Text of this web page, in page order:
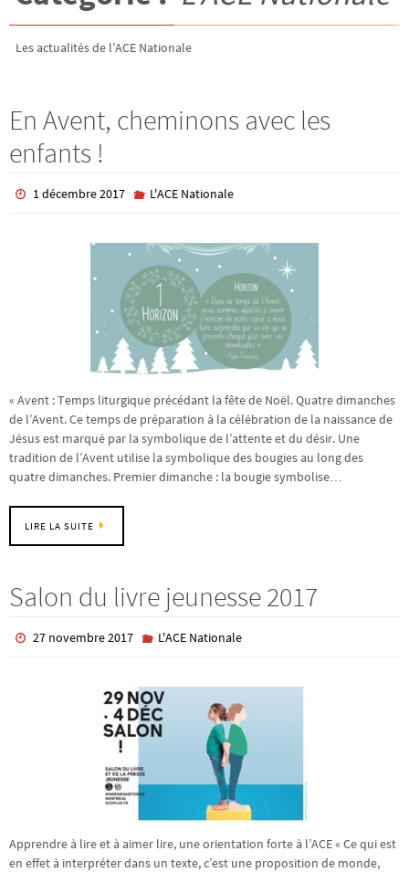
Les actualités de l’ACE Nationale
En Avent, cheminons avec les
enfants !
1 décembre 2017 L'ACE Nationale
« Avent : Temps liturgique précédant la fête de Noël. Quatre dimanches
de l’Avent. Ce temps de préparation à la célébration de la naissance de
Jésus est marqué par la symbolique de l’attente et du désir. Une
tradition de l’Avent utilise la symbolique des bougies au long des
quatre dimanches. Premier dimanche : la bougie symbolise…
LIRE LA SUITE
Salon du livre jeunesse 2017
27 novembre 2017 L'ACE Nationale
Apprendre à lire et à aimer lire, une orientation forte à l’ACE « Ce qui est
en effet à interpréter dans un texte, c’est une proposition de monde,